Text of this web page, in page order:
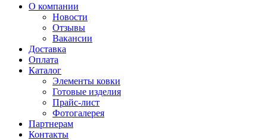
О компании
Новости
Отзывы
Вакансии
Доставка
Оплата
Каталог
Элементы ковки
Готовые изделия
Прайс-лист
Фотогалерея
Партнерам
Контакты